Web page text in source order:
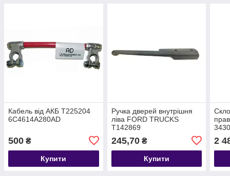
Кабель від АКБ T225204
6C4614A280AD
500 ₴
Купити
Ручка дверей внутрішня
ліва FORD TRUCKS
T142869
245,70₴
Купити
2